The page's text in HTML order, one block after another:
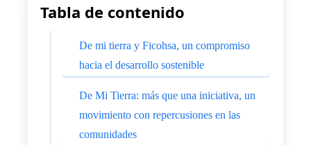
Tabla de contenido
De mi tierra y Ficohsa, un compromiso
hacia el desarrollo sostenible
De Mi Tierra: más que una iniciativa, un
movimiento con repercusiones en las
comunidades